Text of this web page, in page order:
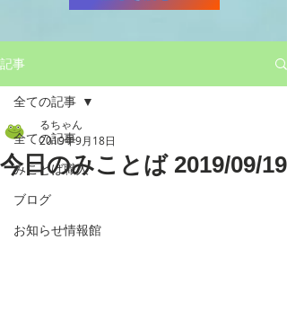
記事
全ての記事
みことば職人
ブログ
お知らせ情報館
全ての記事
今日のみことば 2019/09/19
るちゃん
2019年9月18日